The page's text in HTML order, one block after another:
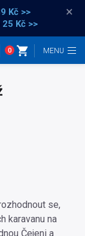
Kč >>
Kč >>
×
0
se,
karavanu na
Čejeni a